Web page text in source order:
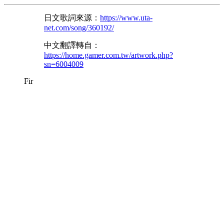
日文歌詞來源： https://www.uta-
net.com/song/360192/
中文翻譯轉自：
https://home.gamer.com.tw/artwork.php?
sn=6004009
Fir